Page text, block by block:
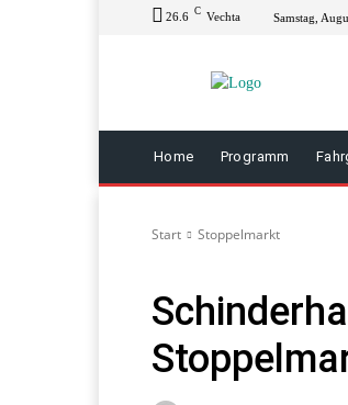
26.6 C Vechta Samstag,
Home Programm
Start Stoppelmarkt